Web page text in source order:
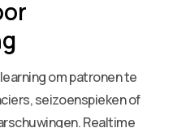
om patronen te
seizoenspieken of
Realtime